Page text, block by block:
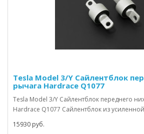
Tesla Model 3/Y Сайлентблок
рычага Hardrace Q1077
Tesla Model 3/Y Сайлентблок переднего
Hardrace Q1077 Сайлентблок из
15930 руб.